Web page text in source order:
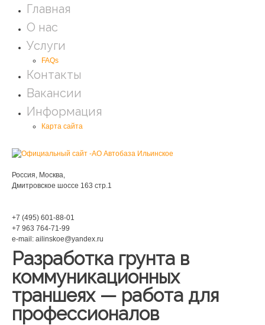
Главная
О нас
Услуги
FAQs
Контакты
Вакансии
Информация
Карта сайта
Россия, Москва,
Дмитровское шоссе 163 стр.1
+7 (495) 601-88-01
+7 963 764-71-99
e-mail: ailinskoe@yandex.ru
Разработка грунта в
коммуникационных
траншеях — работа для
профессионалов